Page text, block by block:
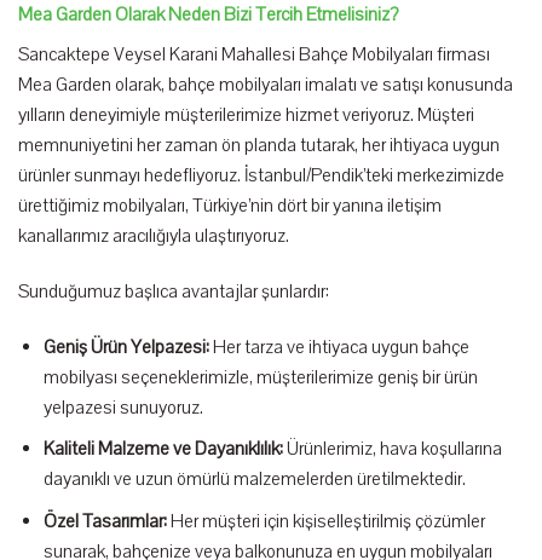
Mea Garden Olarak Neden Bizi Tercih Etmelisiniz?
Sancaktepe Veysel Karani Mahallesi Bahçe Mobilyaları firması
Mea Garden olarak, bahçe mobilyaları imalatı ve satışı konusunda
yılların deneyimiyle müşterilerimize hizmet veriyoruz. Müşteri
memnuniyetini her zaman ön planda tutarak, her ihtiyaca uygun
ürünler sunmayı hedefliyoruz. İstanbul/Pendik’teki merkezimizde
ürettiğimiz mobilyaları, Türkiye’nin dört bir yanına iletişim
kanallarımız aracılığıyla ulaştırıyoruz.
Sunduğumuz başlıca avantajlar şunlardır:
Geniş Ürün Yelpazesi:Her tarza ve ihtiyaca uygun bahçe
mobilyası seçeneklerimizle, müşterilerimize geniş bir ürün
yelpazesi sunuyoruz.
Kaliteli Malzeme ve Dayanıklılık:Ürünlerimiz, hava koşullarına
dayanıklı ve uzun ömürlü malzemelerden üretilmektedir.
Özel Tasarımlar:Her müşteri için kişiselleştirilmiş çözümler
sunarak, bahçenize veya balkonunuza en uygun mobilyaları